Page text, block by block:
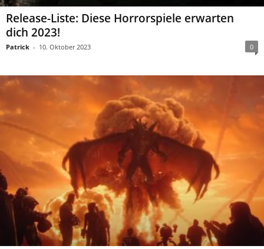
Release-Liste: Diese Horrorspiele erwarten
dich 2023!
Patrick - 10. Oktober 2023 0